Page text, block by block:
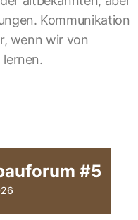
Kommunikation
wenn wir von
lernen.
#5